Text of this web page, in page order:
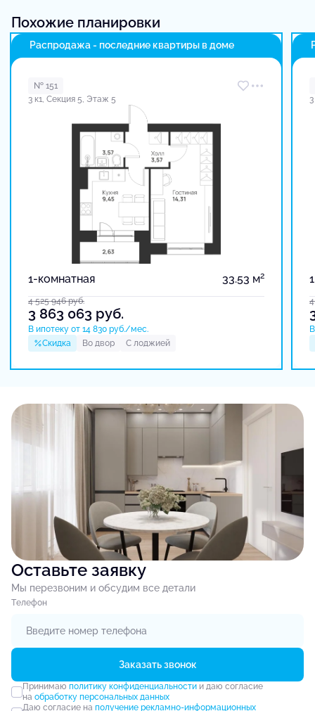
Похожие планировки
Распродажа - последние квартиры в доме
№ 151
3 к1, Секция 5, Этаж 5
1-комнатная 33.53 м2
4 525 946руб.
3 863 063 руб.
В ипотеку от 14 830 руб./мес.
Скидка
Во двор С лоджией
Оставьте заявку
Мы перезвоним и обсудим все детали
Tелефон
Заказать звонок
Принимаю политику конфиденциальностии даю согласие
на обработку персональных данных
Даю согласие на получение рекламно-информационных